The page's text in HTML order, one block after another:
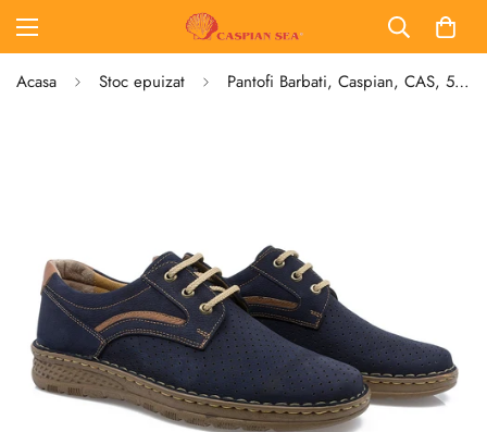
Acasa Stoc epuizat Pantofi Barbati, Caspian, CAS, 5029 Casual, Piele Nabuc, Bleumarin